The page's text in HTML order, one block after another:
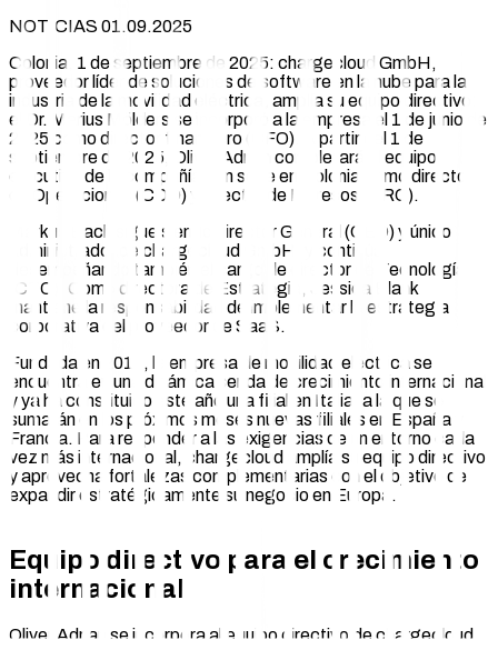
NOTICIAS 01.09.2025
Colonia, 1 de septiembre de 2025: chargecloud GmbH,
proveedor líder de soluciones de software en la nube para la
industria de la movilidad eléctrica, amplía su equipo directivo:
el Dr. Marius Mölders se incorporó a la empresa el 1 de junio de
2025 como director financiero (CFO). A partir del 1 de
septiembre de 2025, Oliver Adrian completará el equipo
ejecutivo de la compañía con sede en Colonia como director
de Operaciones (COO) y director de Ingresos (CRO).
Markus Bach sigue siendo director General (CEO) y único
administrador de chargecloud GmbH, y continúa
desempeñando también el cargo de director de Tecnología
(CTO). Como directora de Estrategia, Jessica Blank
mantiene la responsabilidad de implementar la estrategia
corporativa del proveedor de SaaS.
Fundada en 2016, la empresa de movilidad eléctrica se
encuentra en una dinámica senda de crecimiento internacional
y ya ha constituido este año una filial en Italia, a la que se
sumarán en los próximos meses nuevas filiales en España y
Francia. Para responder a las exigencias de un entorno cada
vez más internacional, chargecloud amplía su equipo directivo
y aprovecha fortalezas complementarias con el objetivo de
expandir estratégicamente su negocio en Europa.
Equipo directivo para el crecimiento
internacional
Oliver Adrian se incorpora al equipo directivo de chargecloud